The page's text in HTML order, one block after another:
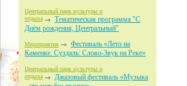
Центральный парк культуры и
отдыха
Тематическая программа "С
Днём рождения, Центральный"
Мероприятия
Фестиваль «Лето на
Каменке. Суздаль: Слово-Звук на Реке»
Центральный парк культуры и
отдыха
Джазовый фестиваль «Музыка